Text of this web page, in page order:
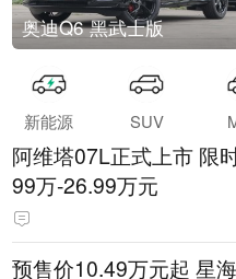
奥迪Q6 黑武士版
新能源 SUV
阿维塔07L正式上市 限
99万-26.99万元
预售价10.49万元起 星